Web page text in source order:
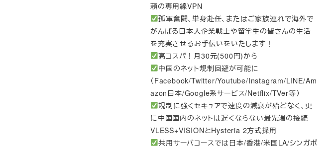
頼の専用線VPN
孤軍奮闘、単身赴任、またはご家族連れで海外で
がんばる日本人企業戦士や留学生の皆さんの生活
を充実させるお手伝いをいたします！
高コスパ！月30元(500円)から
中国のネット規制回避が可能に
（Facebook/Twitter/Youtube/Instagram/LINE/Am
azon日本/Google系サービス/Netflix/TVer等）
規制に強くセキュアで速度の減衰が殆どなく、更
に中国国内のネットは遅くならない最先端の接続
VLESS+VISIONとHysteria 2方式採用
共用サーバコースでは日本/香港/米国LA/シンガポ